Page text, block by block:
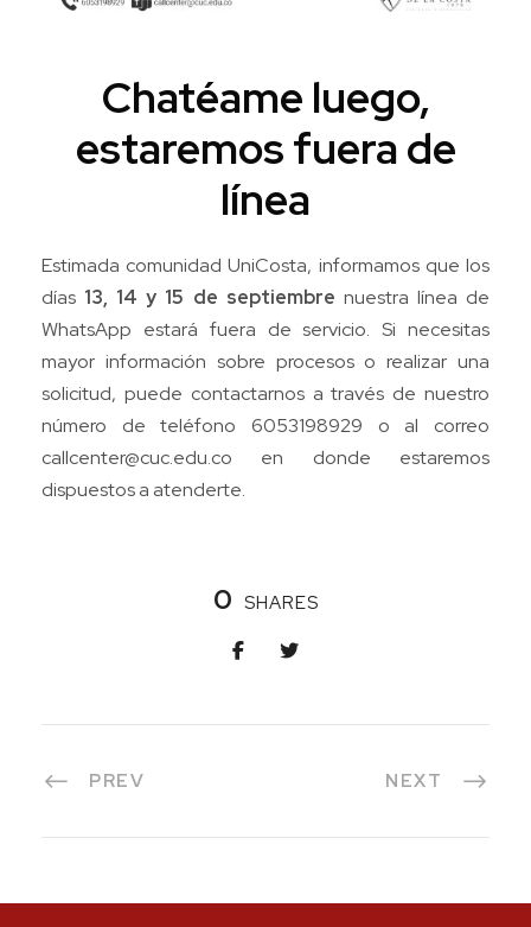
Chatéame luego,
estaremos fuera de
línea
Estimada comunidad UniCosta, informamos que los
días 13, 14 y 15 de septiembre nuestra línea de
WhatsApp estará fuera de servicio. Si necesitas
mayor información sobre procesos o realizar una
solicitud, puede contactarnos a través de nuestro
número de teléfono 6053198929 o al correo
callcenter@cuc.edu.co en donde estaremos
dispuestos a atenderte.
0 SHARES
PREV NEXT